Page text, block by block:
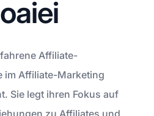
Affiliate-
im Affiliate-Marketing
Sie legt ihren Fokus auf
zu Affiliates und